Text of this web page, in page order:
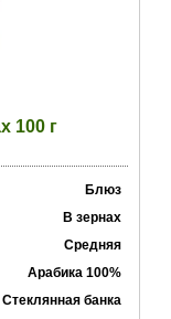
100 г
Блюз
В зернах
Средняя
Арабика 100%
Стеклянная банка